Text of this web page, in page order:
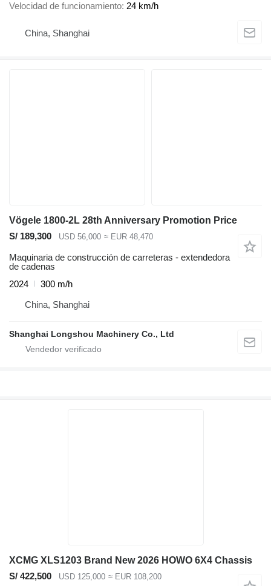
Velocidad de funcionamiento 24 km/h
China, Shanghai
Vögele 1800-2L 28th Anniversary Promotion Price
S/ 189,300
USD 56,000 ≈ EUR 48,470
Maquinaria de construcción de carreteras - extendedora
de cadenas
2024
300 m/h
China, Shanghai
Shanghai Longshou Machinery Co., Ltd
XCMG XLS1203 Brand New 2026 HOWO 6X4 Chassis
S/ 422,500
USD 125,000 ≈ EUR 108,200